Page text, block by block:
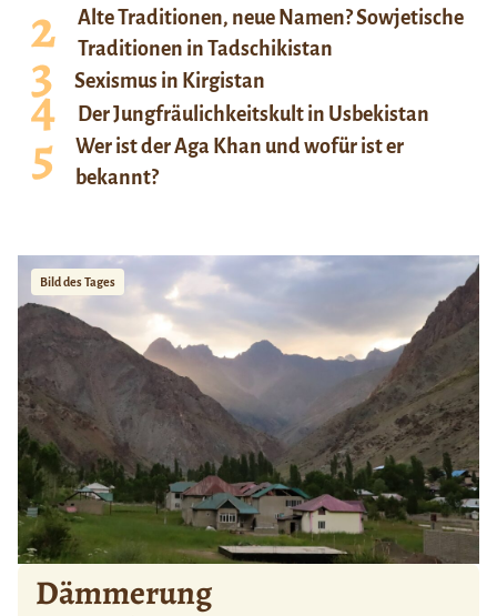
Alte Traditionen, neue Namen? Sowjetische
Traditionen in Tadschikistan
Sexismus in Kirgistan
Der Jungfräulichkeitskult in Usbekistan
Wer ist der Aga Khan und wofür ist er
bekannt?
Bild des Tages
Dämmerung